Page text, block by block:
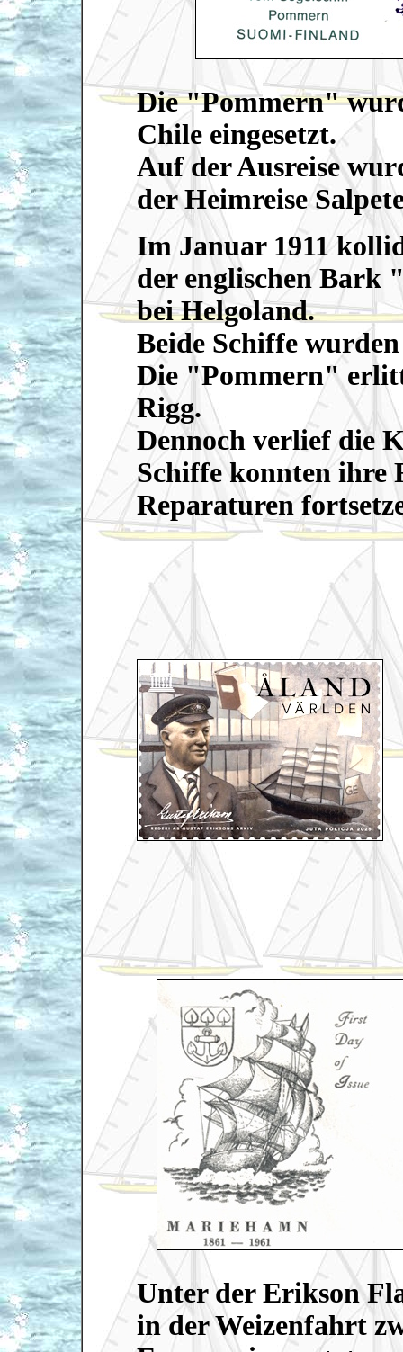
Die "Pommern"
Chile eingesetzt.
Auf der Ausreise
der Heimreise
Im Januar 1911
der englischen Bark
bei Helgoland.
Beide Schiffe
Die "Pommern"
Rigg.
Dennoch verlief die
Schiffe konnten ihre
Reparaturen
Unter der Erikson
in der Weizenfahrt